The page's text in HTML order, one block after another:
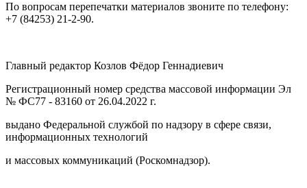
По вопросам перепечатки материалов звоните по телефону:
+7 (84253) 21-2-90.
Главный редактор Козлов Фёдор Геннадиевич
Регистрационный номер средства массовой информации Эл
№ ФС77 - 83160 от 26.04.2022 г.
выдано Федеральной службой по надзору в сфере связи,
информационных технологий
и массовых коммуникаций (Роскомнадзор).